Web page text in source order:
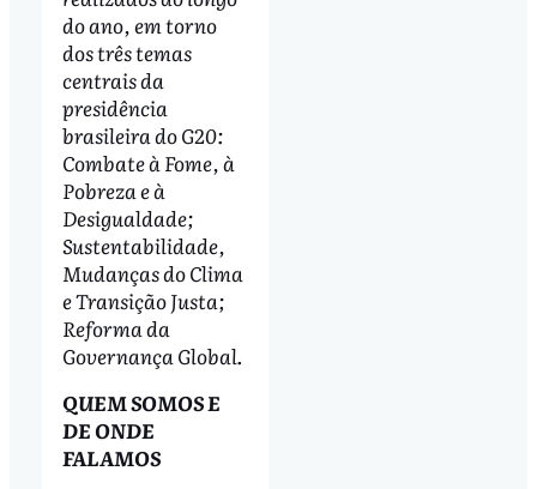
do ano, em torno
dos três temas
centrais da
presidência
brasileira do G20:
Combate à Fome, à
Pobreza e à
Desigualdade;
Sustentabilidade,
Mudanças do Clima
e Transição Justa;
Reforma da
Governança Global.
QUEM SOMOS E
DE ONDE
FALAMOS